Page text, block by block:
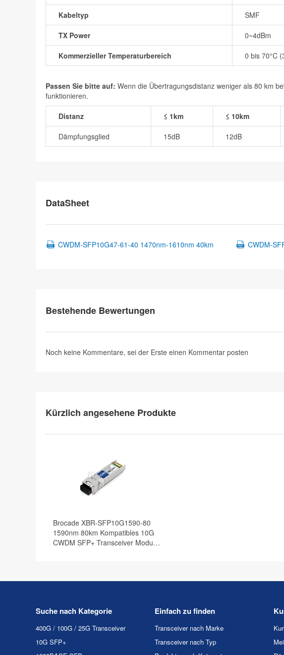
Kabeltyp SMF
TX Power 0~4dBm
Kommerzieller Temperaturbereich 0 bis 70°C
Passen Sie bitte auf: Wenn die Übertragungsdistanz weniger als 80 km
funktionieren.
Distanz ≤ 1km ≤ 10km
Dämpfungsglied 15dB 12dB
DataSheet
CWDM-SFP10G47-61-40 1470nm-1610nm 40km CWDM-
Bestehende Bewertungen
Noch keine Kommentare, sei der Erste einen Kommentar posten
Kürzlich angesehene Produkte
Brocade XBR-SFP10G1590-80
1590nm 80km Kompatibles 10G
CWDM SFP+ Transceiver Modul,
Suche nach Kategorie
400G / 100G / 25G Transceiver
10G SFP+
Einfach zu finden
Transceiver nach Marke
Transceiver nach Typ